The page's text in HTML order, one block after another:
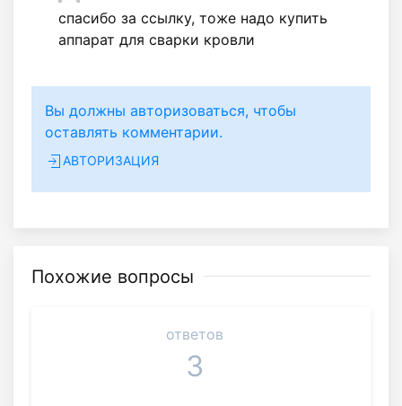
спасибо за ссылку, тоже надо купить
аппарат для сварки кровли
Вы должны авторизоваться, чтобы
оставлять комментарии.
АВТОРИЗАЦИЯ
Похожие вопросы
ответов
3